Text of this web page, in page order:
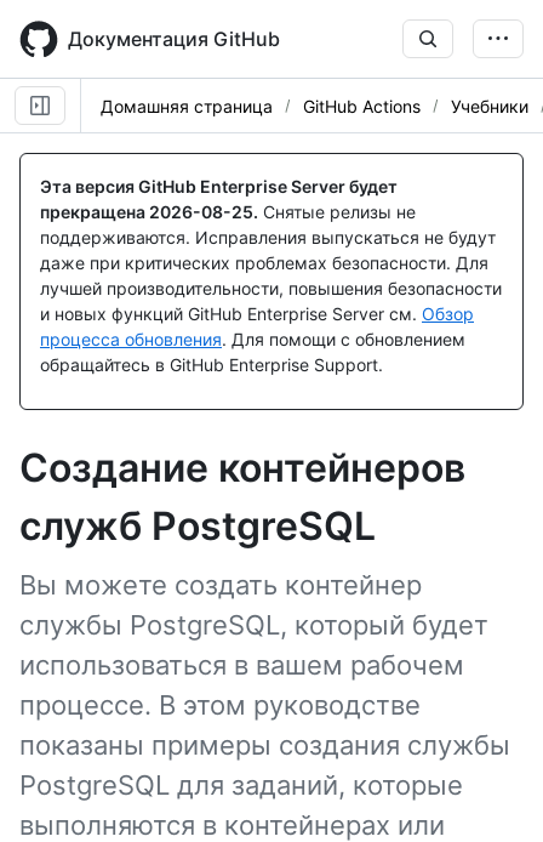
main
content
Документация GitHub
Домашняя страница GitHub Actions Учебники
Эта версия GitHub Enterprise Server будет
прекращена 2026-08-25. Снятые релизы не
поддерживаются. Исправления выпускаться не будут
даже при критических проблемах безопасности. Для
лучшей производительности, повышения безопасности
и новых функций GitHub Enterprise Server см. Обзор
процесса обновления. Для помощи с обновлением
обращайтесь в GitHub Enterprise Support.
Создание контейнеров
служб PostgreSQL
Вы можете создать контейнер
службы PostgreSQL, который будет
использоваться в вашем рабочем
процессе. В этом руководстве
показаны примеры создания службы
PostgreSQL для заданий, которые
выполняются в контейнерах или